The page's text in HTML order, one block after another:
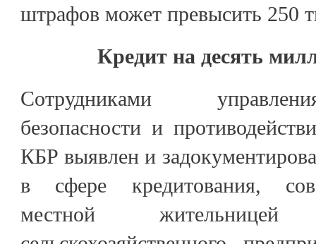
штрафов может превысить 250
Кредит на десять
Сотрудниками
безопасности и
КБР выявлен и
в сфере кредитования,
местной